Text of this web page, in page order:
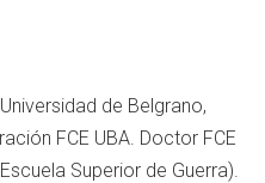
de Belgrano,
FCE UBA. Doctor FCE
Superior de Guerra).